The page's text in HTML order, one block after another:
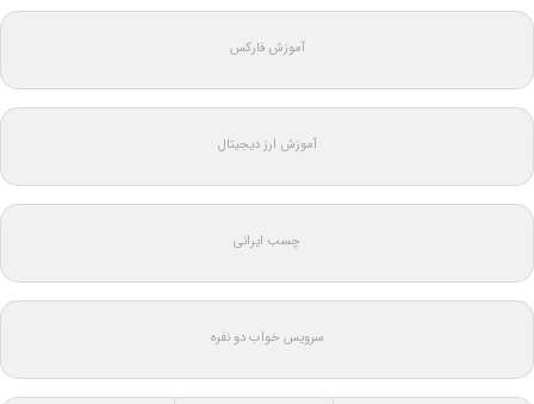
آموزش فارکس
آموزش ارز دیجیتال
چسب ایرانی
سرویس خواب دو نفره